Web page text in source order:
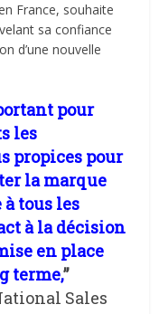
France, souhaite
sa confiance
d’une nouvelle
pour
les
propices pour
la marque
tous les
à la décision
en place
terme,”
Sales